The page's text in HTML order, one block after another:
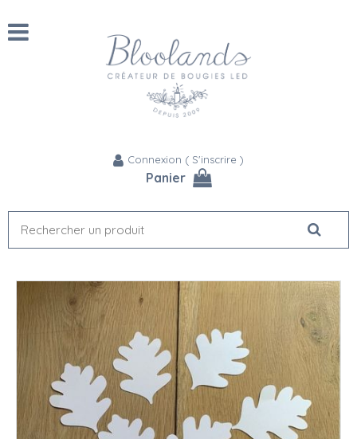
Connexion ( S'inscrire )
Panier